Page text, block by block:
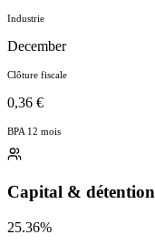
Industrie
December
Clôture fiscale
0,36 €
BPA 12 mois
Capital & détention
25.36%